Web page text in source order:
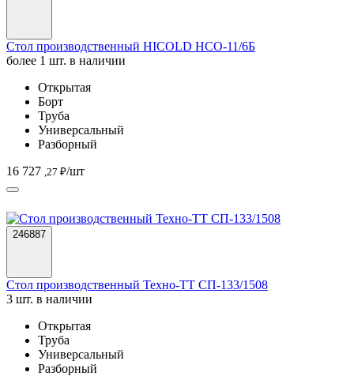
Стол производственный HICOLD НСО-11/6Б
более 1 шт. в наличии
Открытая
Борт
Труба
Универсальный
Разборный
16 727 ,27 ₽/шт
246887
Стол производственный Техно-ТТ СП-133/1508
3 шт. в наличии
Открытая
Труба
Универсальный
Разборный